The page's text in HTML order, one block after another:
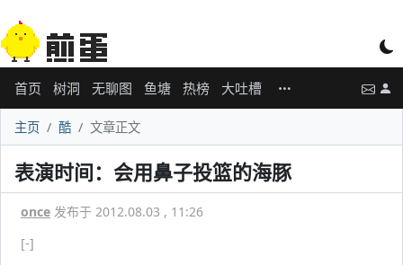
首页 树洞 无聊图 鱼塘 热榜 大吐槽
主页 酷 文章正文
表演时间：会用鼻子投篮的海豚
once 发布于 2012.08.03 , 11:26
[-]